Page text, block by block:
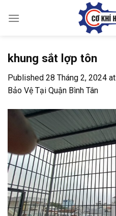
khung sắt lợp tôn
Published 28 Tháng 2, 2024 at
Bảo Vệ Tại Quận Bình Tân